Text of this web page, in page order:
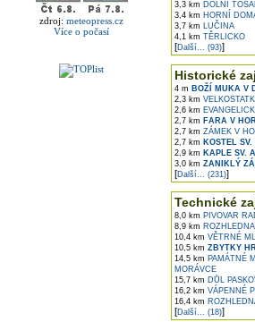
zdroj: meteopress.cz
Více o počasí
3,3 km DOLNÍ
3,4 km HORNÍ
3,7 km LUČINA
4,1 km TĚRLICKO
[Další... (93)]
Historické
4 m BOŽÍ MUKA V
2,3 km
2,6 km
2,7 km FARA V
2,7 km ZÁMEK V
2,7 km KOSTEL
2,9 km KAPLE SV.
3,0 km ZANIKLÝ
[Další... (231)]
Technické
8,0 km PIVOVAR
8,9 km
10,4 km VĚTRNÉ
10,5 km ZBYTKY
14,5 km PAMÁTNÉ
MORÁVCE
15,7 km DŮL
16,2 km VÁPENNÉ
16,4 km
[Další... (18)]